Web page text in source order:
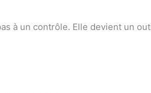
à un contrôle. Elle devient un